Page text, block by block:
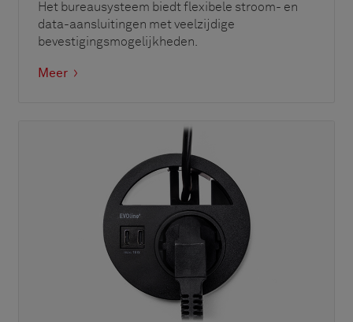
Het bureausysteem biedt flexibele stroom- en
data-aansluitingen met veelzijdige
bevestigingsmogelijkheden.
Meer